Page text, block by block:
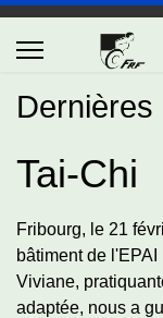
Dernières
Tai-Chi
Fribourg, le 21
bâtiment de
Viviane,
adaptée, nous a